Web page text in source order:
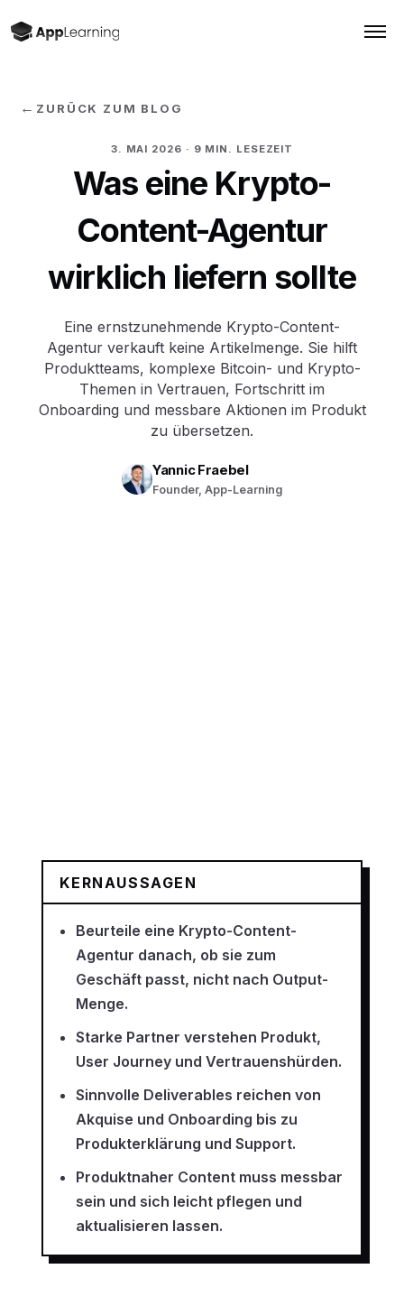
← ZURÜCK ZUM BLOG
3. MAI 2026 · 9 MIN. LESEZEIT
Was eine Krypto-
Content-Agentur
wirklich liefern sollte
Eine ernstzunehmende Krypto-Content-
Agentur verkauft keine Artikelmenge. Sie hilft
Produktteams, komplexe Bitcoin- und Krypto-
Themen in Vertrauen, Fortschritt im
Onboarding und messbare Aktionen im Produkt
zu übersetzen.
Yannic Fraebel
Founder, App-Learning
KERNAUSSAGEN
Beurteile eine Krypto-Content-
Agentur danach, ob sie zum
Geschäft passt, nicht nach Output-
Menge.
Starke Partner verstehen Produkt,
User Journey und Vertrauenshürden.
Sinnvolle Deliverables reichen von
Akquise und Onboarding bis zu
Produkterklärung und Support.
Produktnaher Content muss messbar
sein und sich leicht pflegen und
aktualisieren lassen.